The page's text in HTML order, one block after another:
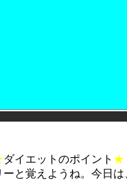
ダイエットのポイント ★
と覚えようね。今日